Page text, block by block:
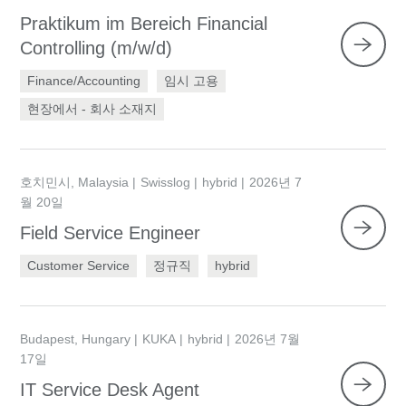
Praktikum im Bereich Financial
Controlling (m/w/d)
Finance/Accounting
임시 고용
현장에서 - 회사 소재지
호치민시, Malaysia Swisslog hybrid
2026년 7
월 20일
Field Service Engineer
Customer Service 정규직 hybrid
Budapest, Hungary KUKA hybrid
2026년 7월
17일
IT Service Desk Agent